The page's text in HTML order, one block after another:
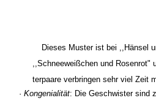
Dieses Muster ist bei ,,Hänsel
,,Schneeweißchen und Rosenrot"
terpaare verbringen sehr viel Zeit
· Kongenialität: Die Geschwister sind